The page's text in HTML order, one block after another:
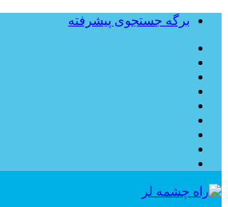
برگه جستجوی پیشرفته